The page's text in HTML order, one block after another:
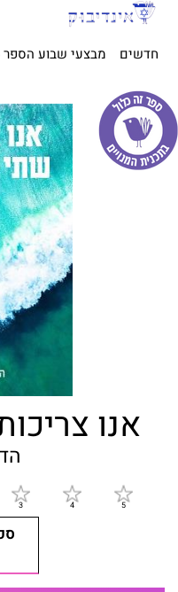
חדשים מבצעי שבוע הספר 2026
אנו